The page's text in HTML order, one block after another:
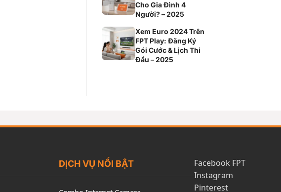
Cho Gia Đình 4
Người? – 2025
Xem Euro 2024 Trên
FPT Play: Đăng Ký
Gói Cước & Lịch Thi
Đấu – 2025
DỊCH VỤ NỔI BẬT
Facebook FPT
Instagram
Pinterest